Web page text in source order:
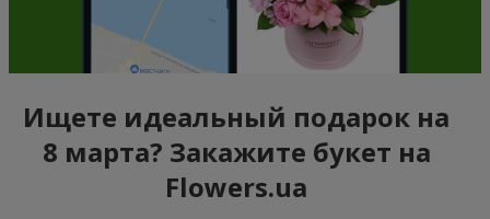
Ищете идеальный подарок на
8 марта? Закажите букет на
Flowers.ua